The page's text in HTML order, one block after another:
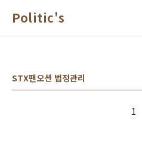
Politic's
STX팬오션 법정관리
1